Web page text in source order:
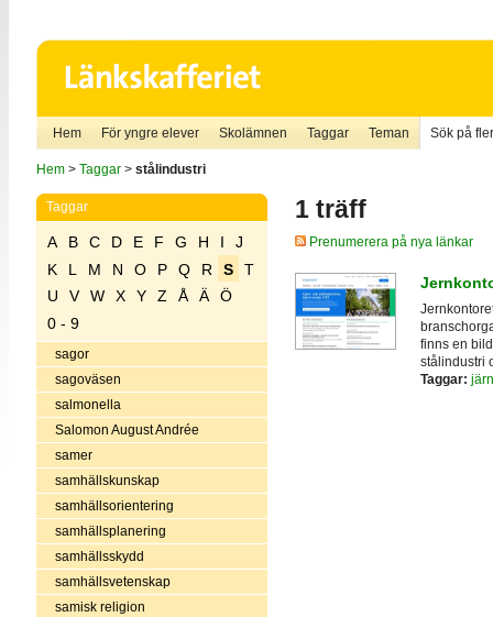
Hem För yngre elever Skolämnen Taggar Teman Sök på
Hem> Taggar> stålindustri
Taggar
A B C D E F G H I
J
K
L M N O P Q R S
T
U
V W X Y Z Å Ä
Ö
0 - 9
sagor
sagoväsen
salmonella
Salomon August Andrée
samer
samhällskunskap
samhällsorientering
samhällsplanering
samhällsskydd
samhällsvetenskap
samisk religion
1 träff
Prenumerera på nya länkar
finns en
stålindustri
Taggar: järn